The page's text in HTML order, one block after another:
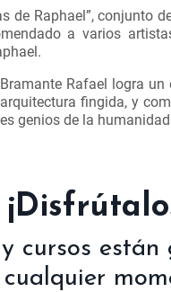
de Raphael”, conjunto
a varios
Rafael logra un
fingida, y
genios de la
cursos
cualquier